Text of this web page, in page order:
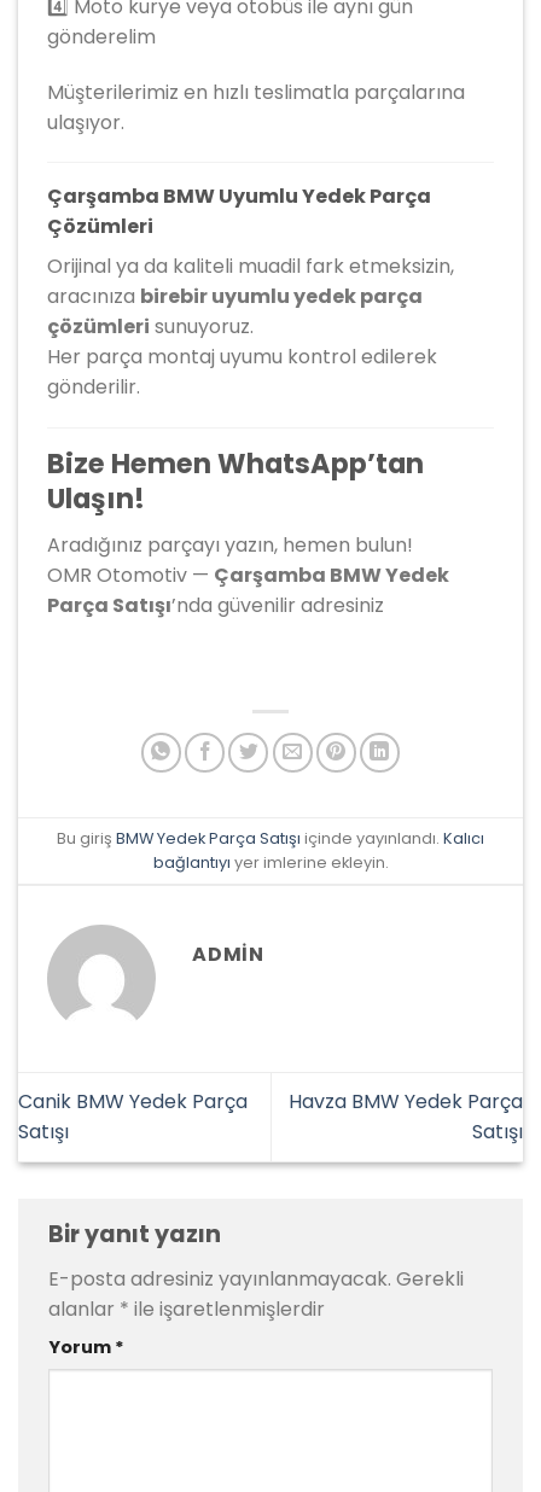
4️⃣ Moto kurye veya otobüs ile aynı gün
gönderelim
Müşterilerimiz en hızlı teslimatla parçalarına
ulaşıyor.
Çarşamba BMW Uyumlu Yedek Parça
Çözümleri
Orijinal ya da kaliteli muadil fark etmeksizin,
aracınıza birebir uyumlu yedek parça
çözümleri sunuyoruz.
Her parça montaj uyumu kontrol edilerek
gönderilir.
Bize Hemen WhatsApp’tan
Ulaşın!
Aradığınız parçayı yazın, hemen bulun!
OMR Otomotiv — Çarşamba BMW Yedek
Parça Satışı’nda güvenilir adresiniz
Bu giriş BMW Yedek Parça Satışı içinde yayınlandı. Kalıcı
bağlantıyı yer imlerine ekleyin.
ADMIN
Canik BMW Yedek Parça
Satışı
Havza BMW Yedek Parça
Satışı
Bir yanıt yazın
E-posta adresiniz yayınlanmayacak. Gerekli
alanlar * ile işaretlenmişlerdir
Yorum *